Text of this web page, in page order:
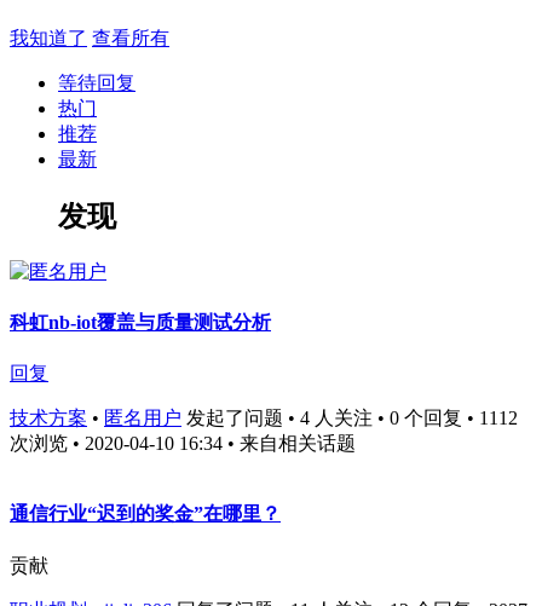
我知道了 查看所有
等待回复
热门
推荐
最新
发现
科虹nb-iot覆盖与质量测试分析
回复
技术方案 • 匿名用户 发起了问题 • 4 人关注 • 0 个回复 • 1112
次浏览 • 2020-04-10 16:34 • 来自相关话题
通信行业“迟到的奖金”在哪里？
贡献